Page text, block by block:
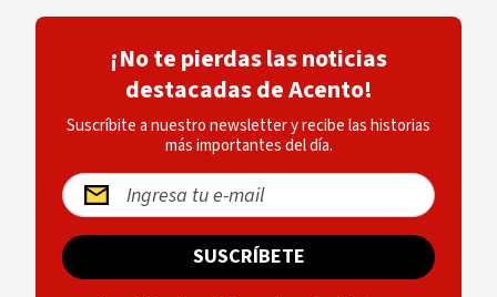
¡No te pierdas las noticias
destacadas de Acento!
Suscríbite a nuestro newsletter y recibe las historias
más importantes del día.
SUSCRÍBETE